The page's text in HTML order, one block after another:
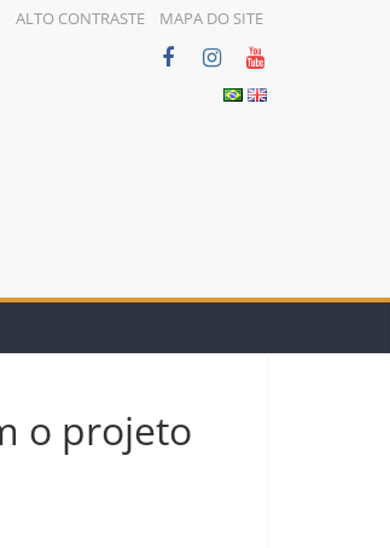
ALTO CONTRASTE MAPA DO SITE
o projeto